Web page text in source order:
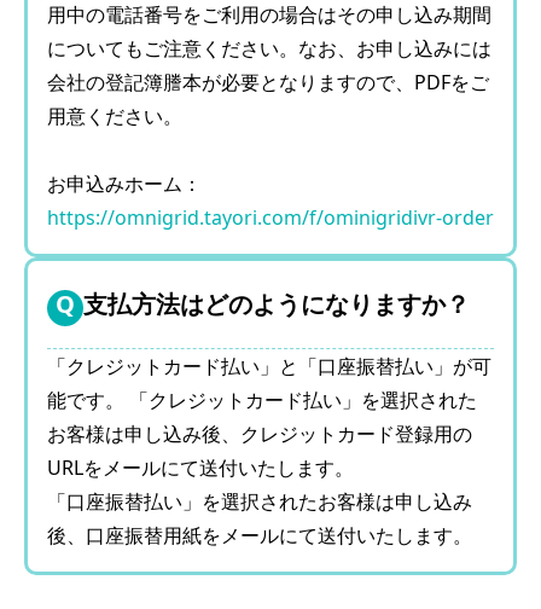
用中の電話番号をご利用の場合はその申し込み期間
についてもご注意ください。なお、お申し込みには
会社の登記簿謄本が必要となりますので、PDFをご
用意ください。
お申込みホーム：
https://omnigrid.tayori.com/f/ominigridivr-order
支払方法はどのようになりますか？
「クレジットカード払い」と「口座振替払い」が可
能です。 「クレジットカード払い」を選択された
お客様は申し込み後、クレジットカード登録用の
URLをメールにて送付いたします。
「口座振替払い」を選択されたお客様は申し込み
後、口座振替用紙をメールにて送付いたします。